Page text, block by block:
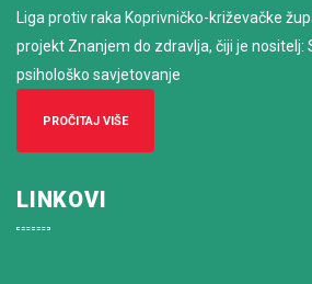
Liga protiv raka Koprivničko-križevačke
projekt Znanjem do zdravlja, čiji je nositelj:
psihološko savjetovanje
PROČITAJ VIŠE
LINKOVI